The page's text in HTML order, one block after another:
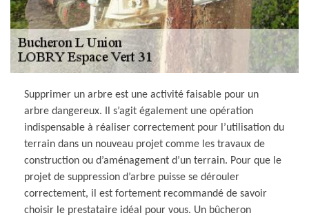
Supprimer un arbre est une activité faisable pour un
arbre dangereux. Il s’agit également une opération
indispensable à réaliser correctement pour l’utilisation du
terrain dans un nouveau projet comme les travaux de
construction ou d’aménagement d’un terrain. Pour que le
projet de suppression d’arbre puisse se dérouler
correctement, il est fortement recommandé de savoir
choisir le prestataire idéal pour vous. Un bûcheron